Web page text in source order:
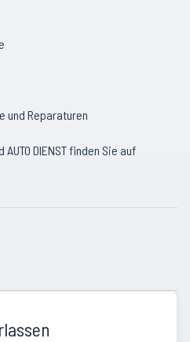
und Reparaturen
DIENST finden Sie auf